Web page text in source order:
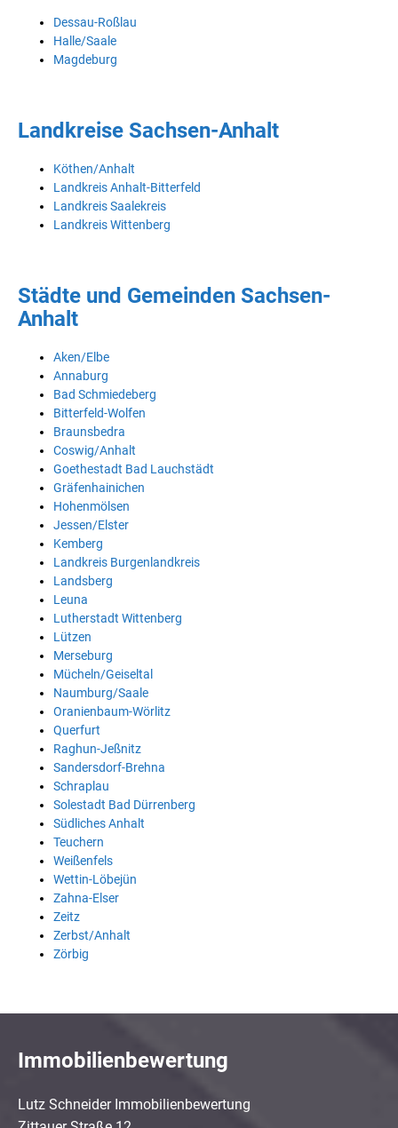
Dessau-Roßlau
Halle/Saale
Magdeburg
Landkreise Sachsen-Anhalt
Köthen/Anhalt
Landkreis Anhalt-Bitterfeld
Landkreis Saalekreis
Landkreis Wittenberg
Städte und Gemeinden Sachsen-
Anhalt
Aken/Elbe
Annaburg
Bad Schmiedeberg
Bitterfeld-Wolfen
Braunsbedra
Coswig/Anhalt
Goethestadt Bad Lauchstädt
Gräfenhainichen
Hohenmölsen
Jessen/Elster
Kemberg
Landkreis Burgenlandkreis
Landsberg
Leuna
Lutherstadt Wittenberg
Lützen
Merseburg
Mücheln/Geiseltal
Naumburg/Saale
Oranienbaum-Wörlitz
Querfurt
Raghun-Jeßnitz
Sandersdorf-Brehna
Schraplau
Solestadt Bad Dürrenberg
Südliches Anhalt
Teuchern
Weißenfels
Wettin-Löbejün
Zahna-Elser
Zeitz
Zerbst/Anhalt
Zörbig
Immobilienbewertung
Lutz Schneider Immobilienbewertung